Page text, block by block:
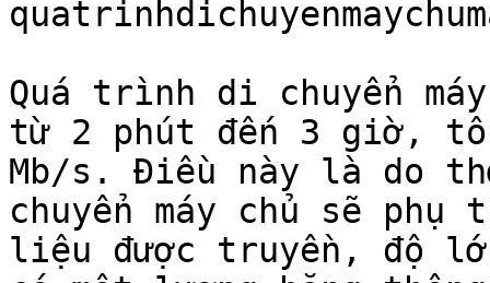
Quá trình di chuyển
từ 2 phút đến 3 giờ,
Mb/s. Điều này là do
chuyển máy chủ sẽ
liệu được truyền, độ